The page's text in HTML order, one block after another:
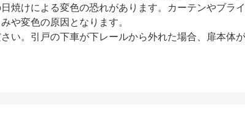
焼けによる変色の恐れがあります。カーテンやブラ
や変色の原因となります。
い。引戸の下車が下レールから外れた場合、扉本体